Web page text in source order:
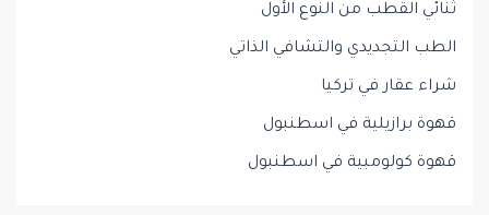
ثنائي القطب من النوع الأول
الطب التجديدي والتشافي الذاتي
شراء عقار في تركيا
قهوة برازيلية في اسطنبول
قهوة كولومبية في اسطنبول